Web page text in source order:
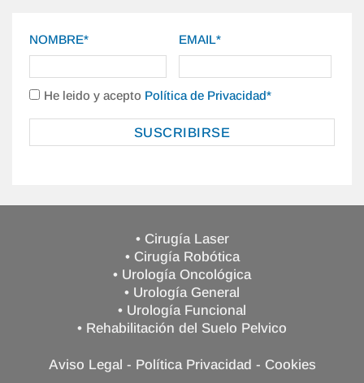
NOMBRE* EMAIL*
He leido y acepto Política de Privacidad*
• Cirugía Laser
• Cirugía Robótica
• Urología Oncológica
• Urología General
• Urología Funcional
• Rehabilitación del Suelo Pelvico
Aviso Legal - Política Privacidad - Cookies